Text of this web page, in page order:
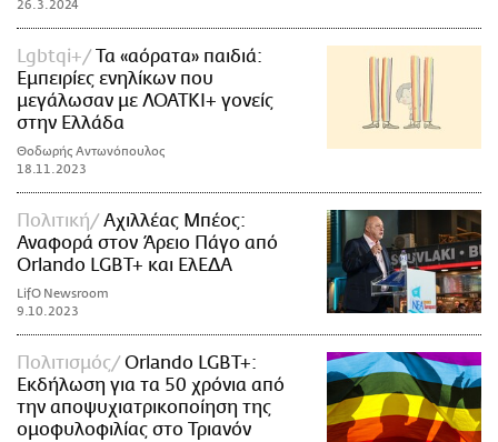
26.3.2024
Lgbtqi+
Τα «αόρατα» παιδιά:
Εμπειρίες ενηλίκων που
μεγάλωσαν με ΛΟΑΤΚΙ+ γονείς
στην Ελλάδα
Θοδωρής Αντωνόπουλος
18.11.2023
Πολιτική
Αχιλλέας Μπέος:
Αναφορά στον Άρειο Πάγο από
Orlando LGBT+ και ΕλΕΔΑ
LifO Newsroom
9.10.2023
Πολιτισμός
Orlando LGBT+:
Εκδήλωση για τα 50 χρόνια από
την αποψυχιατρικοποίηση της
ομοφυλοφιλίας στο Τριανόν